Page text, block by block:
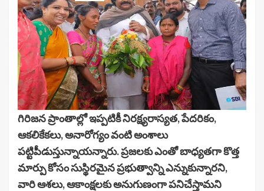
గిరిజన ప్రాంతాల్లో ఇప్పటికీ నిరక్ష్యరాస్యత, పేదరికం,
ఆకలికేకలు, అనారోగ్యం వంటి అంశాలు
పట్టిపీడుస్తున్నాయన్నారు. ప్రజలకు ఎంతో బాధ్యతగా కొత్త
మార్పు కోసం సుస్థిరమైన ప్రభుత్వాన్ని ఎన్నుకున్నారని,
వారి ఆశలు, ఆకాంక్షలకు అనుగుణంగా పనిచేస్తామని